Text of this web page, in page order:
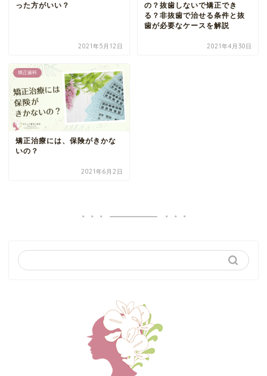
った方がいい？
2021年5月12日
の？抜歯しないで矯正でき
る？非抜歯で治せる条件と抜
歯が必要なケースを解説
2021年4月30日
矯正歯科
矯正治療には、保険がきかな
いの？
2021年6月2日